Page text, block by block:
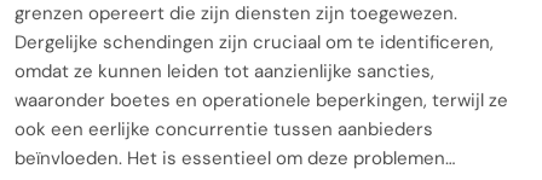
grenzen opereert die zijn diensten zijn toegewezen.
Dergelijke schendingen zijn cruciaal om te identificeren,
omdat ze kunnen leiden tot aanzienlijke sancties,
waaronder boetes en operationele beperkingen, terwijl ze
ook een eerlijke concurrentie tussen aanbieders
beïnvloeden. Het is essentieel om deze problemen…